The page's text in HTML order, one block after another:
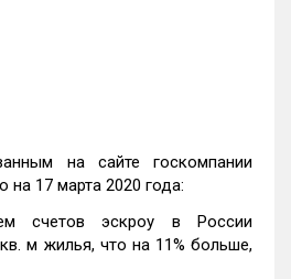
на сайте госкомпании
17 марта 2020 года:
счетов эскроу в России
м жилья, что на 11% больше,